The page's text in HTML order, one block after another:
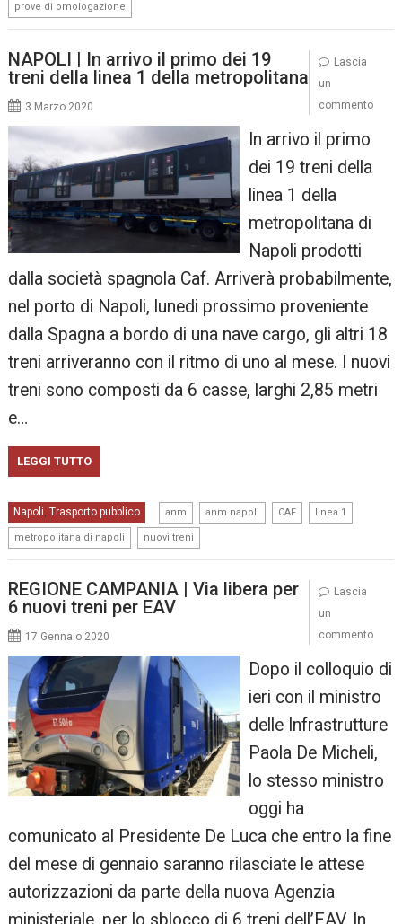
prove di omologazione
NAPOLI | In arrivo il primo dei 19
treni della linea 1 della metropolitana
3 Marzo 2020
In arrivo il primo
dei 19 treni della
linea 1 della
metropolitana di
Napoli prodotti
dalla società spagnola Caf. Arriverà probabilmente,
nel porto di Napoli, lunedi prossimo proveniente
dalla Spagna a bordo di una nave cargo, gli altri 18
treni arriveranno con il ritmo di uno al mese. I nuovi
treni sono composti da 6 casse, larghi 2,85 metri
e…
LEGGI TUTTO
Napoli,Trasporto pubblico anm anm napoli CAF linea 1
metropolitana di napoli nuovi treni
Lascia
un
commento
REGIONE CAMPANIA | Via libera per
6 nuovi treni per EAV
17 Gennaio 2020
Dopo il colloquio di
ieri con il ministro
delle Infrastrutture
Paola De Micheli,
lo stesso ministro
oggi ha
comunicato al Presidente De Luca che entro la fine
del mese di gennaio saranno rilasciate le attese
autorizzazioni da parte della nuova Agenzia
Lascia
un
commento